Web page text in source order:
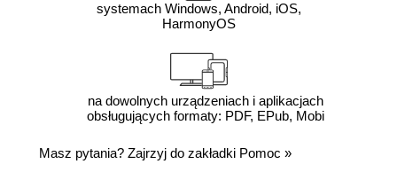
systemach Windows, Android, iOS,
HarmonyOS
na dowolnych urządzeniach i aplikacjach
obsługujących formaty: PDF, EPub, Mobi
Masz pytania? Zajrzyj do zakładki Pomoc »